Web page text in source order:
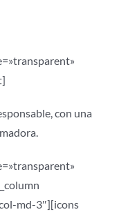
con una
md-3″][icons